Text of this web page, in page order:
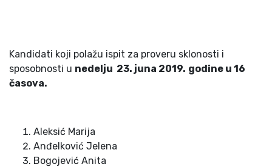
Kandidati koji polažu ispit za proveru sklonosti i
sposobnosti u nedelju 23. juna 2019. godine u 16
časova.
Aleksić Marija
Anđelković Jelena
Bogojević Anita